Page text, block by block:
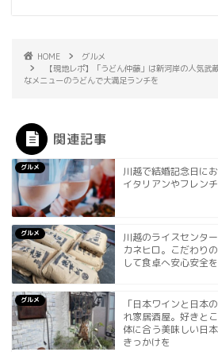
HOME
グルメ
【現地レポ】「うどん仲藤」は新河岸の人気武
なメニューのうどんで大満足ランチを
関連記事
グルメ
川越で結婚記念日に
イタリアンやフレンチ
グルメ
川越のライスセンタ
カネヒロ。こだわり
して食卓へ安心安全
グルメ
「日本ワインと日本
れ家居酒屋。好きと
体に合う美味しい日
きっかけを